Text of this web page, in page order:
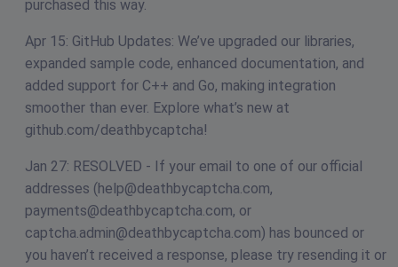
purchased this way.
Apr 15: GitHub Updates: We’ve upgraded our libraries,
expanded sample code, enhanced documentation, and
added support for C++ and Go, making integration
smoother than ever. Explore what’s new at
github.com/deathbycaptcha!
Jan 27: RESOLVED - If your email to one of our official
addresses (help@deathbycaptcha.com,
payments@deathbycaptcha.com, or
captcha.admin@deathbycaptcha.com) has bounced or
you haven’t received a response, please try resending it or